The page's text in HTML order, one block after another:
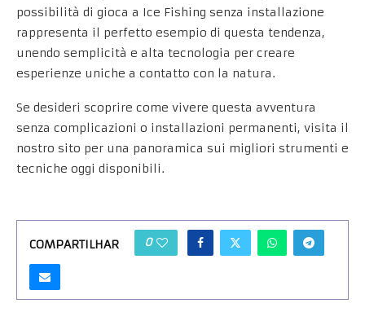
possibilità di gioca a Ice Fishing senza installazione
rappresenta il perfetto esempio di questa tendenza,
unendo semplicità e alta tecnologia per creare
esperienze uniche a contatto con la natura.
Se desideri scoprire come vivere questa avventura
senza complicazioni o installazioni permanenti, visita il
nostro sito per una panoramica sui migliori strumenti e
tecniche oggi disponibili.
COMPARTILHAR 0